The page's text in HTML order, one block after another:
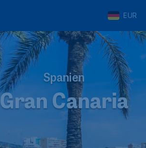
EUR
Spanien
Gran Canaria